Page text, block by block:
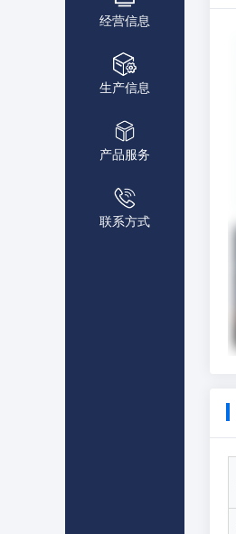
经营信息
生产信息
产品服务
联系方式